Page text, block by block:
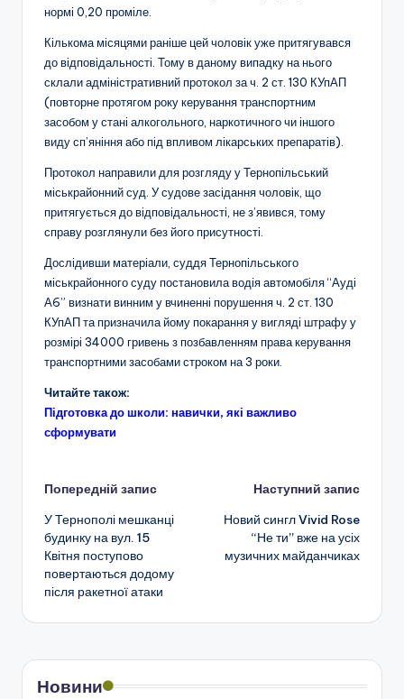
нормі 0,20 проміле.
Кількома місяцями раніше цей чоловік уже притягувався
до відповідальності. Тому в даному випадку на нього
склали адміністративний протокол за ч. 2 ст. 130 КУпАП
(повторне протягом року керування транспортним
засобом у стані алкогольного, наркотичного чи іншого
виду сп’яніння або під впливом лікарських препаратів).
Протокол направили для розгляду у Тернопільський
міськрайонний суд. У судове засідання чоловік, що
притягується до відповідальності, не з’явився, тому
справу розглянули без його присутності.
Дослідивши матеріали, суддя Тернопільського
міськрайонного суду постановила водія автомобіля “Ауді
А6” визнати винним у вчиненні порушення ч. 2 ст. 130
КУпАП та призначила йому покарання у вигляді штрафу у
розмірі 34000 гривень з позбавленням права керування
транспортними засобами строком на 3 роки.
Читайте також:
Підготовка до школи: навички, які важливо
сформувати
Навігація
по
запису
Попередній запис
У Тернополі мешканці
будинку на вул. 15
Квітня поступово
повертаються додому
після ракетної атаки
Наступний запис
Новий сингл Vivid Rose
“Не ти” вже на усіх
музичних майданчиках
Новини